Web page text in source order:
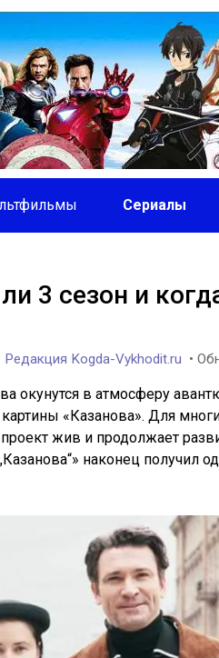
Сериалы
3 сезон и
Редакция Kogda-Vykhodit.ru •
окунутся в атмосферу
«Казанова». Для
жив и продолжает
наконец получил